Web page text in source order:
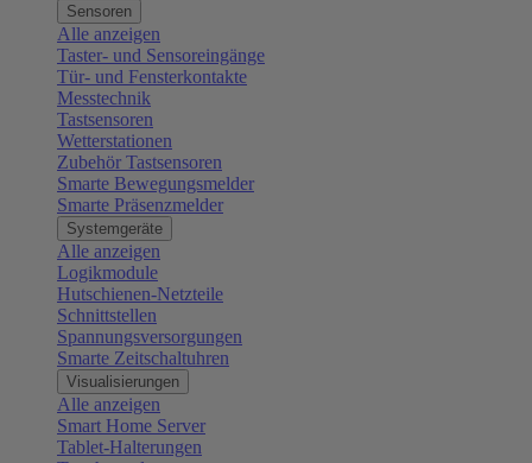
Sensoren
Alle anzeigen
Taster- und Sensoreingänge
Tür- und Fensterkontakte
Messtechnik
Tastsensoren
Wetterstationen
Zubehör Tastsensoren
Smarte Bewegungsmelder
Smarte Präsenzmelder
Systemgeräte
Alle anzeigen
Logikmodule
Hutschienen-Netzteile
Schnittstellen
Spannungsversorgungen
Smarte Zeitschaltuhren
Visualisierungen
Alle anzeigen
Smart Home Server
Tablet-Halterungen